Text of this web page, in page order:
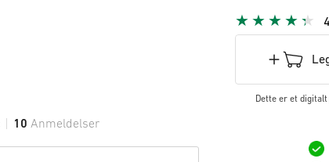
10 Anmeldelser
Dette er et